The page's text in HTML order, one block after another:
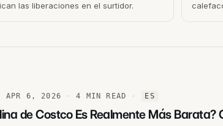
las liberaciones en el surtidor.
APR 6, 2026 · 4 MIN READ · ES
de Costco Es Realmente Más